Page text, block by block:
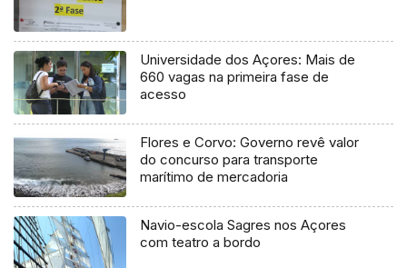
Universidade dos Açores: Mais de
660 vagas na primeira fase de
acesso
Flores e Corvo: Governo revê valor
do concurso para transporte
marítimo de mercadoria
Navio-escola Sagres nos Açores
com teatro a bordo